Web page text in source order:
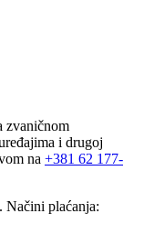
zvaničnom
i drugoj
na +381 62 177-
Načini plaćanja: